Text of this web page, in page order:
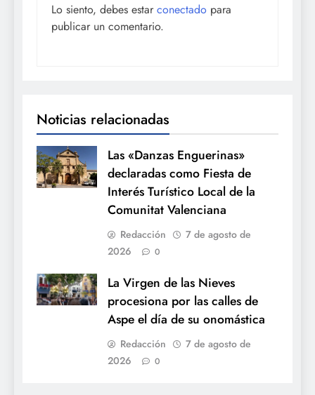
Lo siento, debes estar conectado para
publicar un comentario.
Noticias relacionadas
Las «Danzas Enguerinas»
declaradas como Fiesta de
Interés Turístico Local de la
Comunitat Valenciana
Redacción
7 de agosto de
2026
0
La Virgen de las Nieves
procesiona por las calles de
Aspe el día de su onomástica
Redacción
7 de agosto de
2026
0